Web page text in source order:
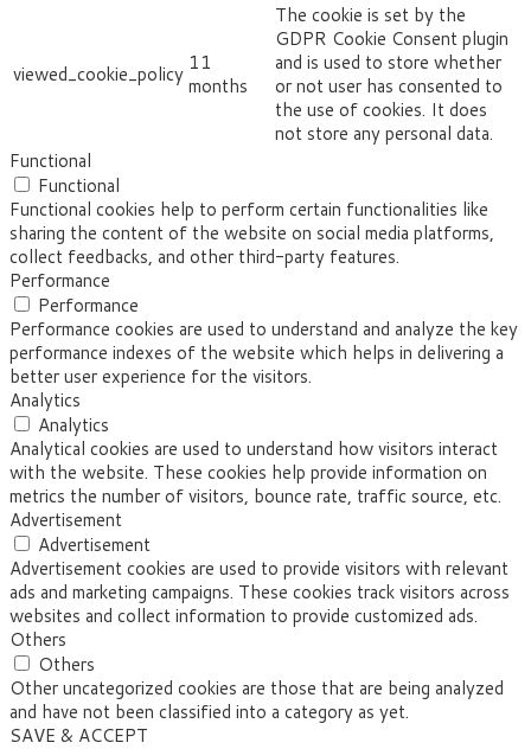
viewed_cookie_policy 11
months
The cookie is set by the
GDPR Cookie Consent plugin
and is used to store whether
or not user has consented to
the use of cookies. It does
not store any personal data.
Functional
Functional
Functional cookies help to perform certain functionalities like
sharing the content of the website on social media platforms,
collect feedbacks, and other third-party features.
Performance
Performance
Performance cookies are used to understand and analyze the key
performance indexes of the website which helps in delivering a
better user experience for the visitors.
Analytics
Analytics
Analytical cookies are used to understand how visitors interact
with the website. These cookies help provide information on
metrics the number of visitors, bounce rate, traffic source, etc.
Advertisement
Advertisement
Advertisement cookies are used to provide visitors with relevant
ads and marketing campaigns. These cookies track visitors across
websites and collect information to provide customized ads.
Others
Others
Other uncategorized cookies are those that are being analyzed
and have not been classified into a category as yet.
SAVE & ACCEPT